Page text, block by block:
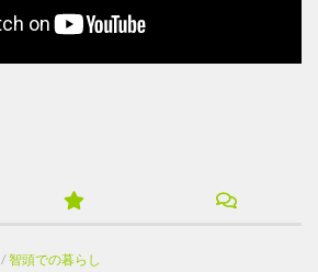
/智頭での暮らし